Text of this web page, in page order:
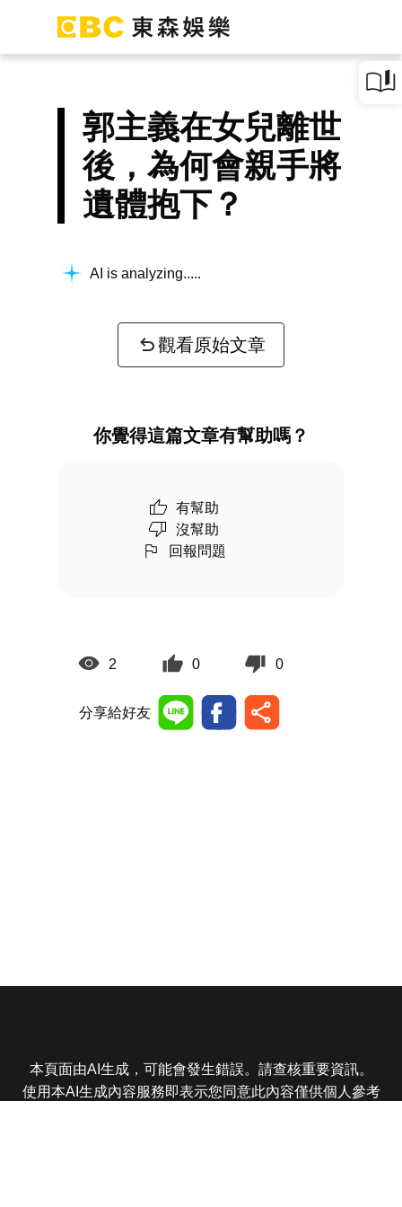
郭主義在女兒離世
後，為何會親手將
遺體抱下？
AI is analyzing...
觀看原始文章
你覺得這篇文章有幫助嗎？
有幫助
沒幫助
回報問題
2 0 0
分享給好友
本頁面由AI生成，可能會發生錯誤。請查核重要資訊。
使用本AI生成內容服務即表示您同意此內容僅供個人參考